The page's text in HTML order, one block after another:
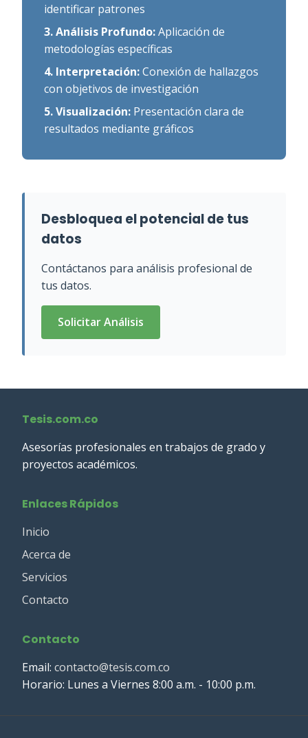
identificar patrones
3. Análisis Profundo:Aplicación de
metodologías específicas
4. Interpretación:Conexión de hallazgos
con objetivos de investigación
5. Visualización: Presentación clara de
resultados mediante gráficos
Desbloquea el potencial de tus
datos
Contáctanos para análisis profesional de
tus datos.
Solicitar Análisis
Tesis.com.co
Asesorías profesionales en trabajos de grado y
proyectos académicos.
Enlaces Rápidos
Inicio
Acerca de
Servicios
Contacto
Contacto
Email: contacto@tesis.com.co
Horario: Lunes a Viernes 8:00 a.m. - 10:00 p.m.